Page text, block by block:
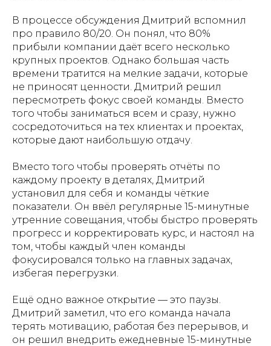
В процессе обсуждения Дмитрий вспомнил
про правило 80/20. Он понял, что 80%
прибыли компании даёт всего несколько
крупных проектов. Однако большая часть
времени тратится на мелкие задачи, которые
не приносят ценности. Дмитрий решил
пересмотреть фокус своей команды. Вместо
того чтобы заниматься всем и сразу, нужно
сосредоточиться на тех клиентах и проектах,
которые дают наибольшую отдачу.
Вместо того чтобы проверять отчёты по
каждому проекту в деталях, Дмитрий
установил для себя и команды чёткие
показатели. Он ввёл регулярные 15-минутные
утренние совещания, чтобы быстро проверять
прогресс и корректировать курс, и настоял на
том, чтобы каждый член команды
фокусировался только на главных задачах,
избегая перегрузки.
Ещё одно важное открытие — это паузы.
Дмитрий заметил, что его команда начала
терять мотивацию, работая без перерывов, и
он решил внедрить ежедневные 15-минутные